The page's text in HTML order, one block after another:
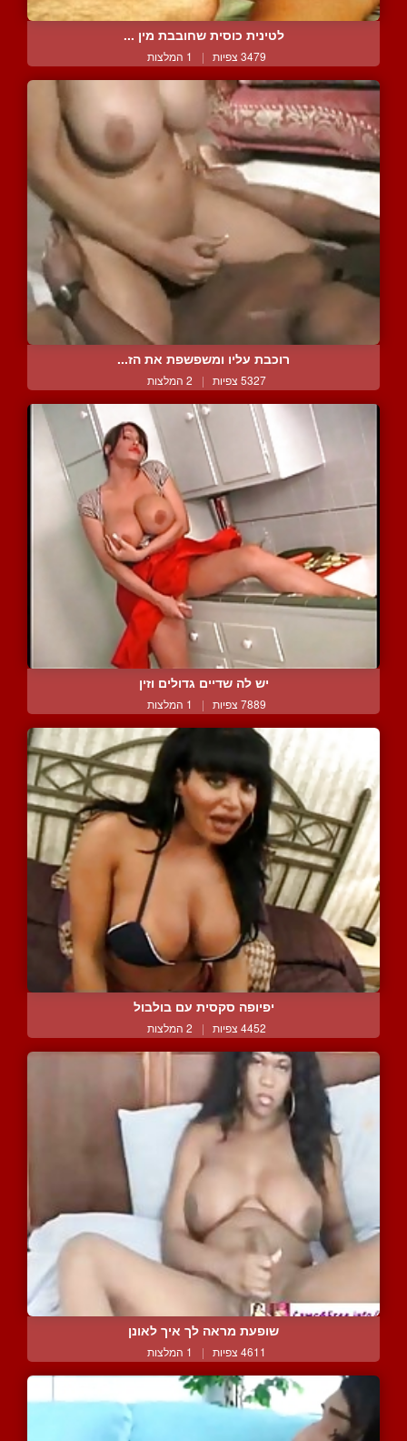
לטינית כוסית שחובבת מין ...
3479 צפיות | 1 המלצות
רוכבת עליו ומשפשפת את הז...
5327 צפיות | 2 המלצות
יש לה שדיים גדולים וזין
7889 צפיות | 1 המלצות
יפיופה סקסית עם בולבול
4452 צפיות | 2 המלצות
שופעת מראה לך איך לאונן
4611 צפיות | 1 המלצות